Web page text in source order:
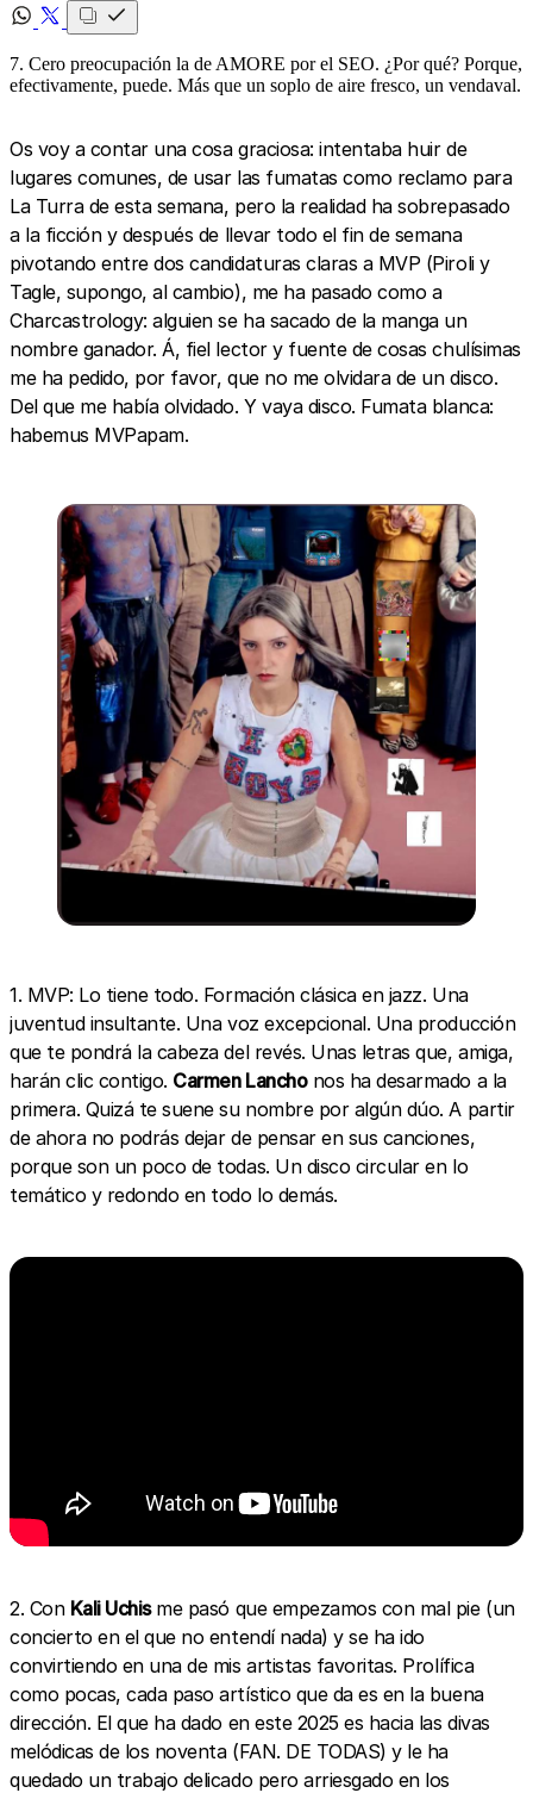
7. Cero preocupación la de AMORE por el SEO. ¿Por qué? Porque,
efectivamente, puede. Más que un soplo de aire fresco, un vendaval.
Os voy a contar una cosa graciosa: intentaba huir de
lugares comunes, de usar las fumatas como reclamo para
La Turra de esta semana, pero la realidad ha sobrepasado
a la ficción y después de llevar todo el fin de semana
pivotando entre dos candidaturas claras a MVP (Piroli y
Tagle, supongo, al cambio), me ha pasado como a
Charcastrology: alguien se ha sacado de la manga un
nombre ganador. Á, fiel lector y fuente de cosas chulísimas
me ha pedido, por favor, que no me olvidara de un disco.
Del que me había olvidado. Y vaya disco. Fumata blanca:
habemus MVPapam.
1. MVP: Lo tiene todo. Formación clásica en jazz. Una
juventud insultante. Una voz excepcional. Una producción
que te pondrá la cabeza del revés. Unas letras que, amiga,
harán clic contigo. Carmen Lanchonos ha desarmado a la
primera. Quizá te suene su nombre por algún dúo. A partir
de ahora no podrás dejar de pensar en sus canciones,
porque son un poco de todas. Un disco circular en lo
temático y redondo en todo lo demás.
2. Con Kali Uchisme pasó que empezamos con mal pie (un
concierto en el que no entendí nada) y se ha ido
convirtiendo en una de mis artistas favoritas. Prolífica
como pocas, cada paso artístico que da es en la buena
dirección. El que ha dado en este 2025 es hacia las divas
melódicas de los noventa (FAN. DE TODAS) y le ha
quedado un trabajo delicado pero arriesgado en los